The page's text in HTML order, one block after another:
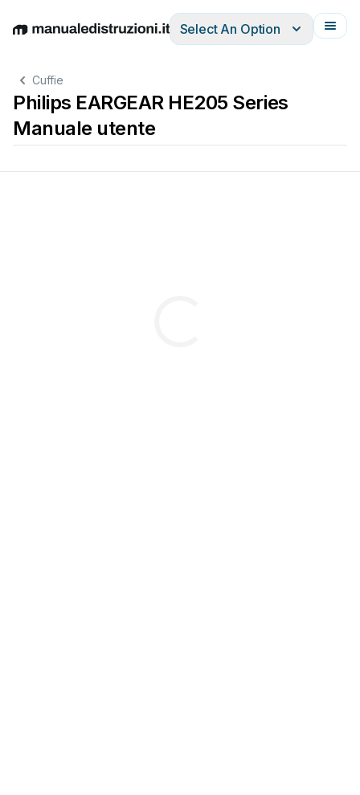
EnglishDeutschEspañolItalianoFrançais
Select An Option
Cuffie
Philips EARGEAR HE205 Series
Manuale utente